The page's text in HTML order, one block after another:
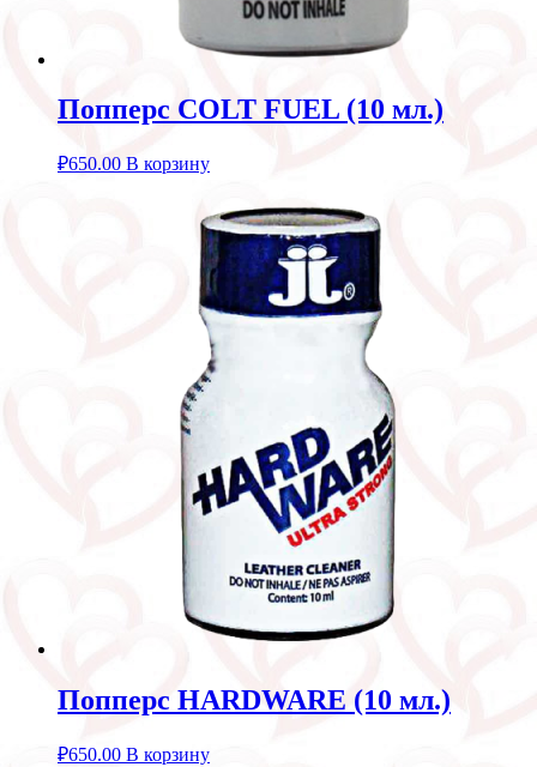
Попперс COLT FUEL (10 мл.)
₽650.00 В корзину
Попперс HARDWARE (10 мл.)
₽650.00 В корзину